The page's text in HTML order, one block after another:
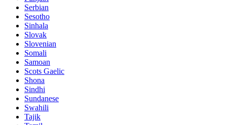
Serbian
Sesotho
Sinhala
Slovak
Slovenian
Somali
Samoan
Scots Gaelic
Shona
Sindhi
Sundanese
Swahili
Tajik